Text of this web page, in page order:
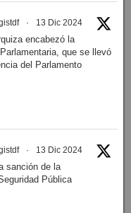
· 13 Dic 2024
encabezó la
que se llevó
del Parlamento
· 13 Dic 2024
sanción de la
Pública